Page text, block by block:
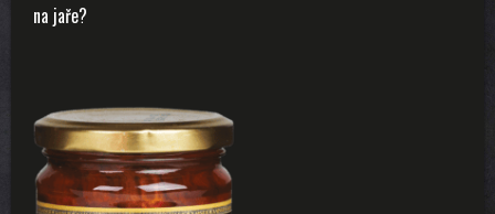
na jaře?